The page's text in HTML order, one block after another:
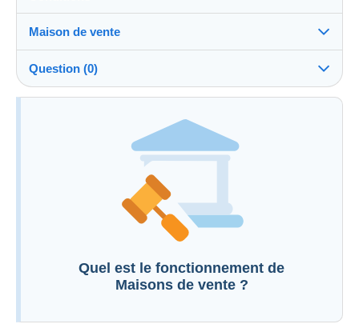
Informations complémentaires aux conditions de
Maison de vente
Question (0)
Pour poser une question, vous devez ouvrir
Ouvrir une session
Quel est le fonctionnement de
Maisons de vente ?